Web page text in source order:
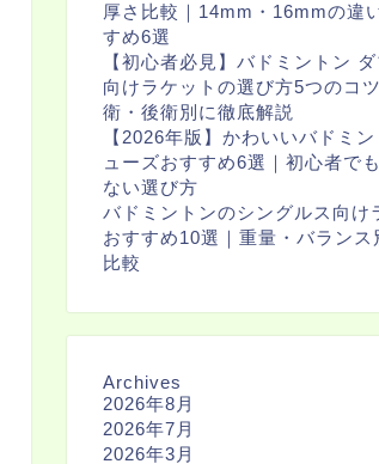
厚さ比較｜14mm・16mmの違
すめ6選
【初心者必見】バドミントン
向けラケットの選び方5つのコ
衛・後衛別に徹底解説
【2026年版】かわいいバドミ
ューズおすすめ6選｜初心者で
ない選び方
バドミントンのシングルス向け
おすすめ10選｜重量・バランス
比較
Archives
2026年8月
2026年7月
2026年3月